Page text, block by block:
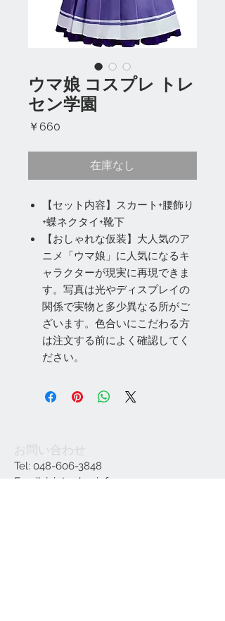
ウマ娘 コスプレ トレ
セン学園
￥660
在庫なし
【セット内容】スカート+腰飾り
+蝶ネクタイ+靴下
【おしゃれな仮装】大人気のア
ニメ「ウマ娘」に人気になるキ
ャラクターが現実に再現できま
す。写真は光やディスプレイの
関係で実物と多少異なる所がご
ざいます。色合いにこだわる方
は注文する前によく確認してく
ださい。
お問い合わせ
Tel: 048-606-3848
Email: jcintrade@info-